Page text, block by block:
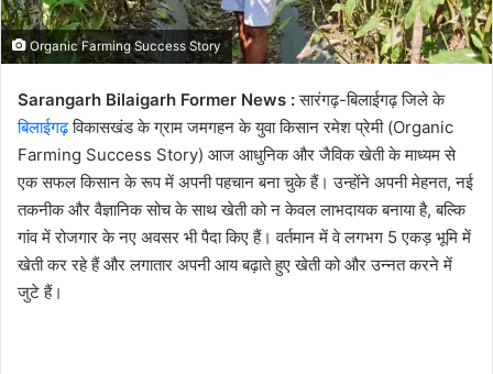
Organic Farming Success Story
Sarangarh Bilaigarh Former News :सारंगढ़-बिलाईगढ़ जिले के
बिलाईगढ़विकासखंड के ग्राम जमगहन के युवा किसान रमेश प्रेमी (Organic
Farming Success Story) आज आधुनिक और जैविक खेती के माध्यम से
एक सफल किसान के रूप में अपनी पहचान बना चुके हैं। उन्होंने अपनी मेहनत, नई
तकनीक और वैज्ञानिक सोच के साथ खेती को न केवल लाभदायक बनाया है, बल्कि
गांव में रोजगार के नए अवसर भी पैदा किए हैं। वर्तमान में वे लगभग 5 एकड़ भूमि में
खेती कर रहे हैं और लगातार अपनी आय बढ़ाते हुए खेती को और उन्नत करने में
जुटे हैं।